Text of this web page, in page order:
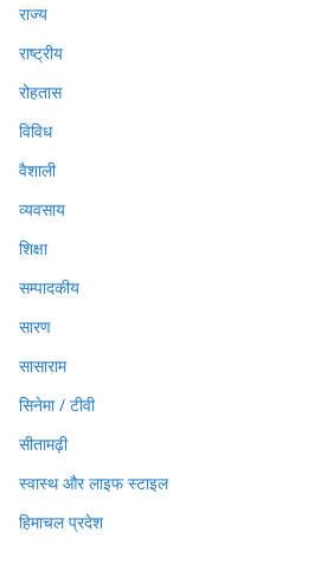
राज्य
राष्ट्रीय
रोहतास
विविध
वैशाली
व्यवसाय
शिक्षा
सम्पादकीय
सारण
सासाराम
सिनेमा / टीवी
सीतामढ़ी
स्वास्थ और लाइफ स्टाइल
हिमाचल प्रदेश